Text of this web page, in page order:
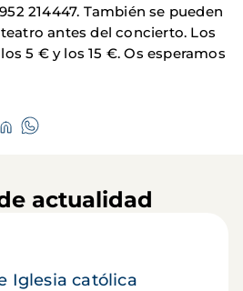
214447. También se pueden
antes del concierto. Los
5 € y los 15 €. Os esperamos
actualidad
Iglesia católica